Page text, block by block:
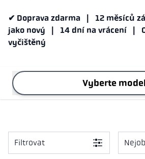
✔ Doprava zdarma | 12 měsíců
jako nový | 14 dní na vrácení |
vyčištěný
Vyberte model
Filtrovat